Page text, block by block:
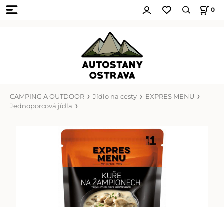
0
CAMPING A OUTDOOR Jídlo na cesty
EXPRES MENU
Jednoporcová jídla